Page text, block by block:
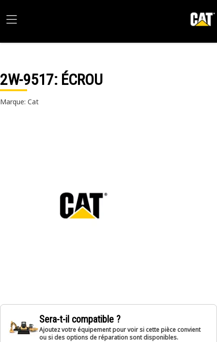
2W-9517: ÉCROU
Marque: Cat
Sera-t-il compatible ?
Ajoutez votre équipement pour voir si cette pièce convient
ou si des options de réparation sont disponibles.